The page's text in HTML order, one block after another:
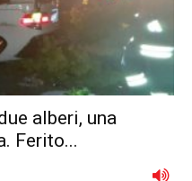
alberi, una
Ferito...